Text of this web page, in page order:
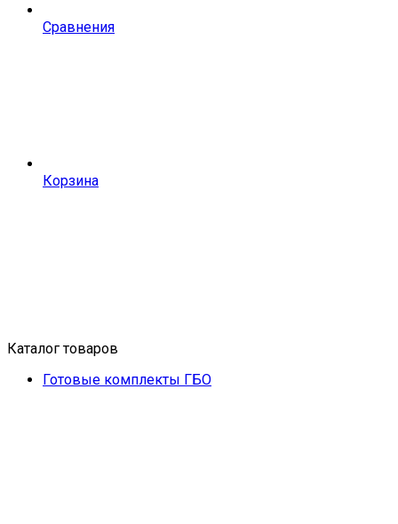
Сравнения
Корзина
Каталог товаров
Готовые комплекты ГБО